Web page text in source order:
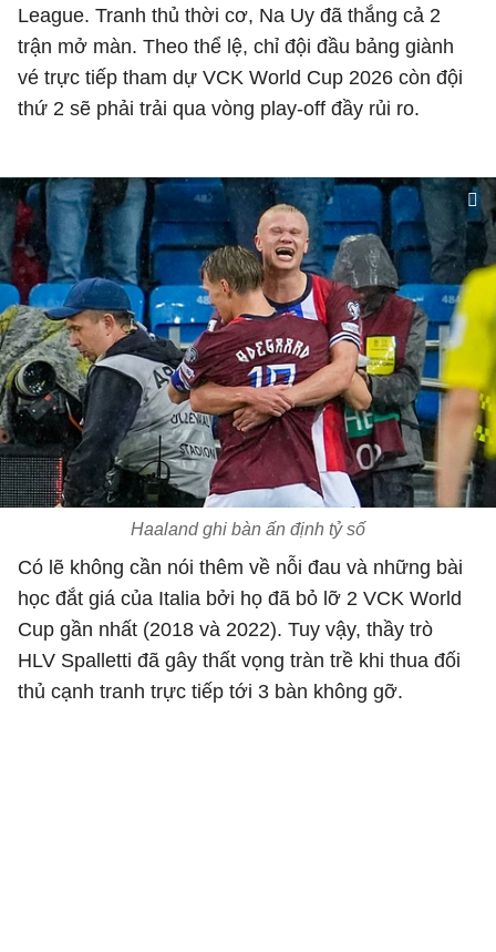
League. Tranh thủ thời cơ, Na Uy đã thắng cả 2
trận mở màn. Theo thể lệ, chỉ đội đầu bảng giành
vé trực tiếp tham dự VCK World Cup 2026 còn đội
thứ 2 sẽ phải trải qua vòng play-off đầy rủi ro.
Haaland ghi bàn ấn định tỷ số
Có lẽ không cần nói thêm về nỗi đau và những bài
học đắt giá của Italia bởi họ đã bỏ lỡ 2 VCK World
Cup gần nhất (2018 và 2022). Tuy vậy, thầy trò
HLV Spalletti đã gây thất vọng tràn trề khi thua đối
thủ cạnh tranh trực tiếp tới 3 bàn không gỡ.